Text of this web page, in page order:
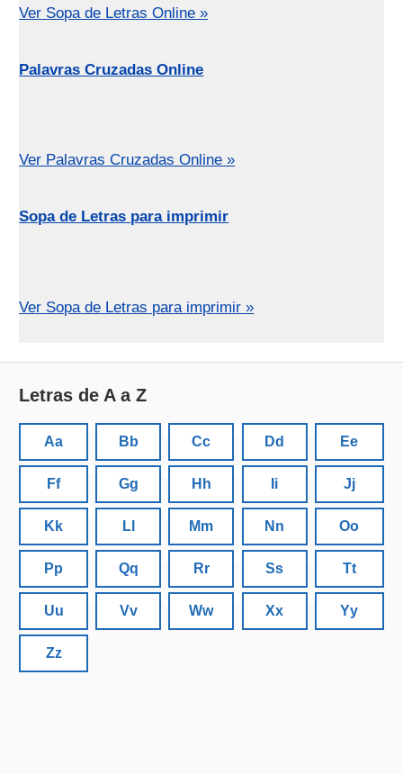
Ver Sopa de Letras Online »
Palavras Cruzadas Online
Ver Palavras Cruzadas Online »
Sopa de Letras para imprimir
Ver Sopa de Letras para imprimir »
Letras de A a Z
Aa Bb Cc Dd Ee
Ff Gg Hh Ii Jj
Kk Ll Mm Nn Oo
Pp Qq Rr Ss Tt
Uu Vv Ww Xx Yy
Zz